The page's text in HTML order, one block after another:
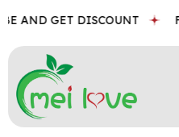
AND GET DISCOUNT